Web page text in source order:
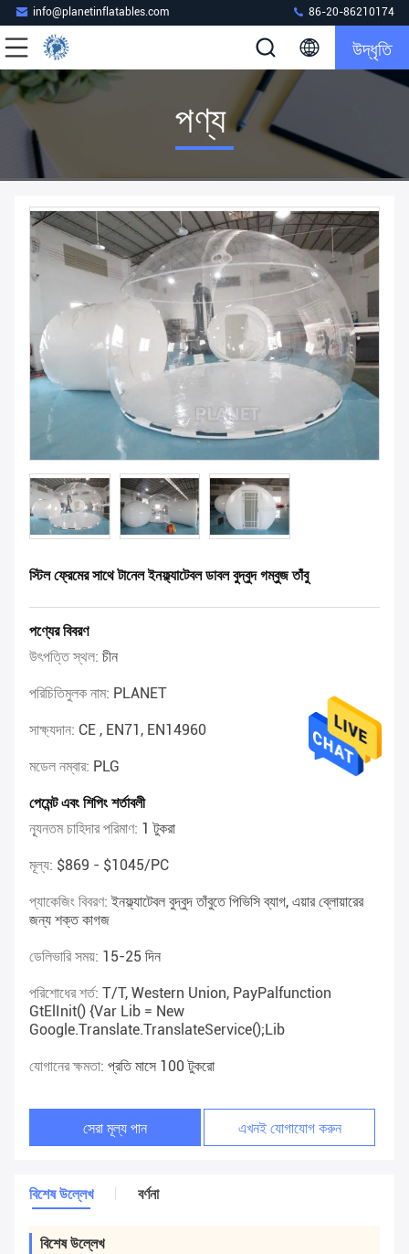
info@planetinflatables.com 86-20-86210174
উদ্ধৃতি
পণ্য
স্টিল ফ্রেমের সাথে টানেল ইনফ্ল্যাটেবল ডাবল বুদ্বুদ গম্বুজ তাঁবু
পণ্যের বিবরণ
উৎপত্তি স্থল: চীন
পরিচিতিমুলক নাম: PLANET
সাক্ষ্যদান: CE , EN71, EN14960
মডেল নম্বার: PLG
পেমেন্ট এবং শিপিং শর্তাবলী
ন্যূনতম চাহিদার পরিমাণ: 1 টুকরা
মূল্য: $869 - $1045/PC
প্যাকেজিং বিবরণ:ইনফ্ল্যাটেবল বুদ্বুদ তাঁবুতে পিভিসি ব্যাগ, এয়ার ব্লোয়ারের
জন্য শক্ত কাগজ
ডেলিভারি সময়: 15-25 দিন
পরিশোধের শর্ত: T/T, Western Union, PayPalfunction
GtElInit() {var Lib = New
Google.translate.TranslateService();lib
যোগানের ক্ষমতা: প্রতি মাসে 100 টুকরো
সেরা মূল্য পান এখনই যোগাযোগ করুন
বিশেষ উল্লেখ বর্ণনা
বিশেষ উল্লেখ